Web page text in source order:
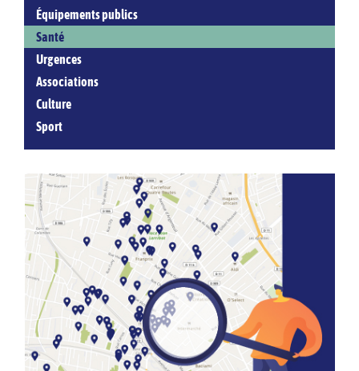
Équipements publics
Santé
Urgences
Associations
Culture
Sport